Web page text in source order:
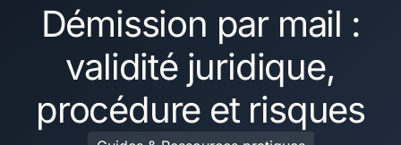
Démission par mail :
validité juridique,
procédure et risques